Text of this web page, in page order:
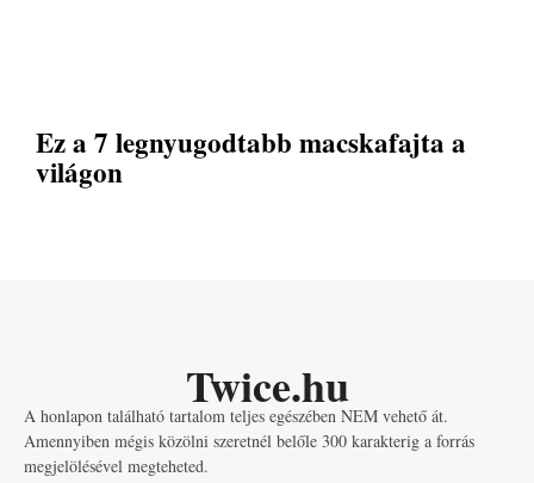
Ez a 7 legnyugodtabb macskafajta a
világon
Twice.hu
A honlapon található tartalom teljes egészében NEM vehető át.
Amennyiben mégis közölni szeretnél belőle 300 karakterig a forrás
megjelölésével megteheted.